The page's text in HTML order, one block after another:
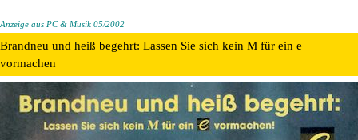
Anzeige aus PC & Musik 05/2002
Brandneu und heiß begehrt: Lassen Sie sich kein M für ein e
vormachen